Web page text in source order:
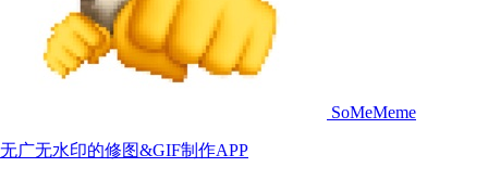
SoMeMeme
无广无水印的修图&GIF制作APP